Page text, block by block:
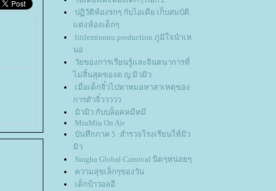
ปฏิวัติห้องรกๆ กับไอเดีย เก็บสมบัติ
ต่งห้องเด็กๆ
littlemiumiu production ภูมิใจนำเห
นอ
วัยของการเรียนรู้และจินตนาการที่
ไม่สิ้นสุดของด.ญ.มิวมิว
เมื่อเด็กจิ๋วไปหาหมอหาสาเหตุของ
การตัวจิ๋ววววว
มิวมิว กับบล็อคหมีหมี
MiuMiu On Air
บันทึกภาค 5 :สำรวจโรงเรียนให้มิว
มิว
Singha Global Carnival นิดๆหน่อยๆ
ความสุขเล็กๆของวัน
เด็กบ้าวอลอี